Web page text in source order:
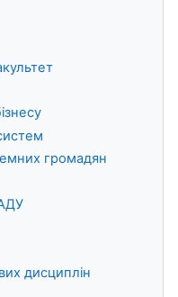
громадян
дисциплін